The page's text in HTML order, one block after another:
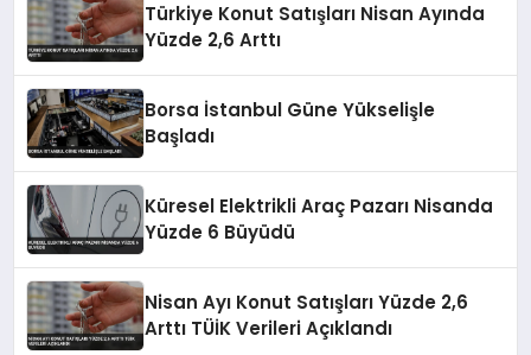
Türkiye Konut Satışları Nisan Ayında
Yüzde 2,6 Arttı
Borsa İstanbul Güne Yükselişle
Başladı
Küresel Elektrikli Araç Pazarı Nisanda
Yüzde 6 Büyüdü
Nisan Ayı Konut Satışları Yüzde 2,6
Arttı TÜİK Verileri Açıklandı